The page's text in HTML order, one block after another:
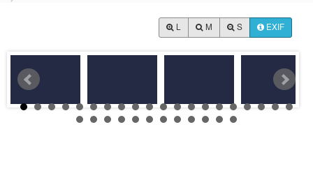
M S EXIF